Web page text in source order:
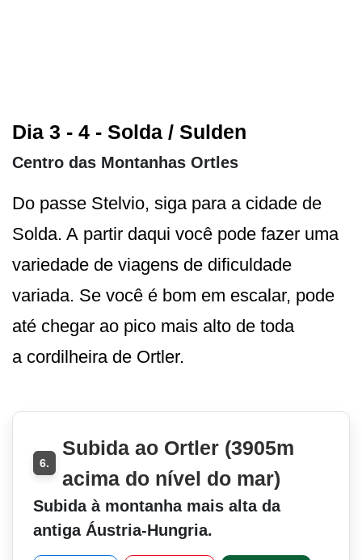
Dia 3 - 4 - Solda / Sulden
Centro das Montanhas Ortles
Do passe Stelvio, siga para a cidade de
Solda. A partir daqui você pode fazer uma
variedade de viagens de dificuldade
variada. Se você é bom em escalar, pode
até chegar ao pico mais alto de toda
a cordilheira de Ortler.
6.
Subida ao Ortler (3905m
acima do nível do mar)
Subida à montanha mais alta da
antiga Áustria-Hungria.